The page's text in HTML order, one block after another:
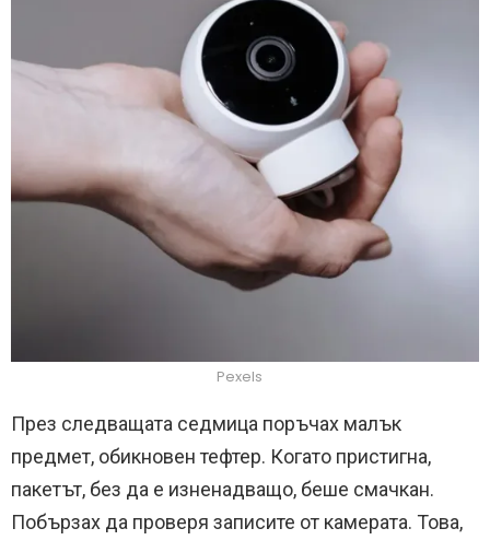
Pexels
През следващата седмица поръчах малък
предмет, обикновен тефтер. Когато пристигна,
пакетът, без да е изненадващо, беше смачкан.
Побързах да проверя записите от камерата. Това,